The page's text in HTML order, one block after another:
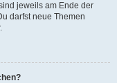
jeweils am Ende der
darfst neue Themen